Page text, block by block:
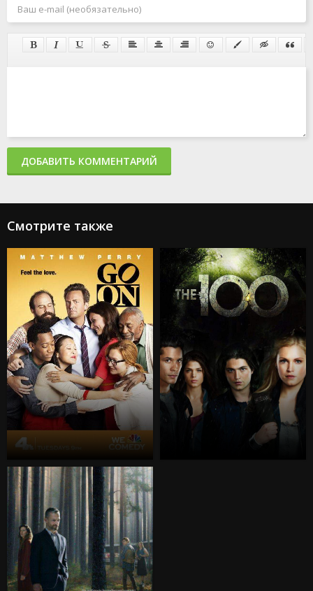
ДОБАВИТЬ КОММЕНТАРИЙ
Смотрите также